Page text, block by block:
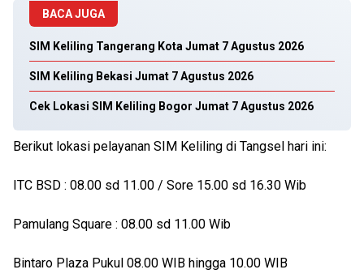
BACA JUGA
SIM Keliling Tangerang Kota Jumat 7 Agustus 2026
SIM Keliling Bekasi Jumat 7 Agustus 2026
Cek Lokasi SIM Keliling Bogor Jumat 7 Agustus 2026
Berikut lokasi pelayanan SIM Keliling di Tangsel hari ini:
ITC BSD : 08.00 sd 11.00 / Sore 15.00 sd 16.30 Wib
Pamulang Square : 08.00 sd 11.00 Wib
Bintaro Plaza Pukul 08.00 WIB hingga 10.00 WIB